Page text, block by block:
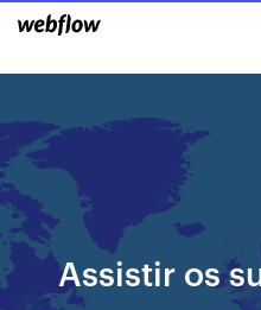
Assistir os